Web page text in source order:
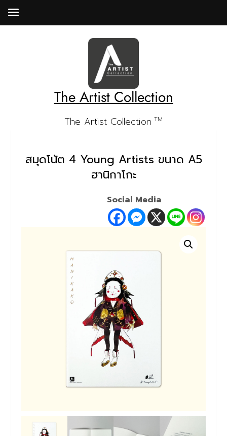
The Artist Collection
The Artist Collection TM
สมุดโน้ต 4 Young Artists ขนาด A5
ฮานิกาโกะ
Social Media